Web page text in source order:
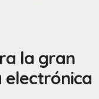
la gran
electrónica